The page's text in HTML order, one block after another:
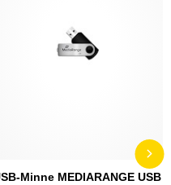
Minne MEDIARANGE USB